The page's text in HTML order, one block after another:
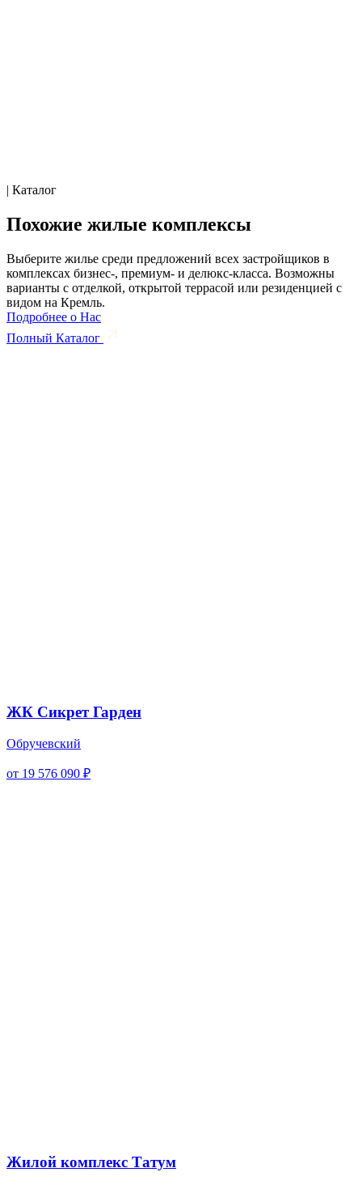
| Каталог
Похожие жилые комплексы
Выберите жилье среди предложений всех застройщиков в
комплексах бизнес-, премиум- и делюкс-класса. Возможны
варианты с отделкой, открытой террасой или резиденцией с
видом на Кремль.
Подробнее о Нас
Полный Каталог
ЖК Сикрет Гарден
Обручевский
от 19 576 090 ₽
Жилой комплекс Татум